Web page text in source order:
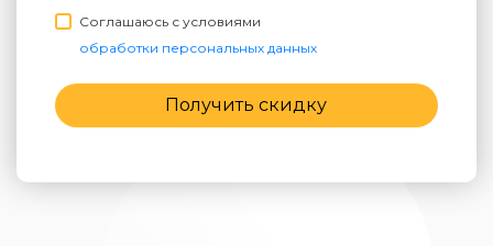
Соглашаюсь с условиями
обработки персональных данных
Получить скидку